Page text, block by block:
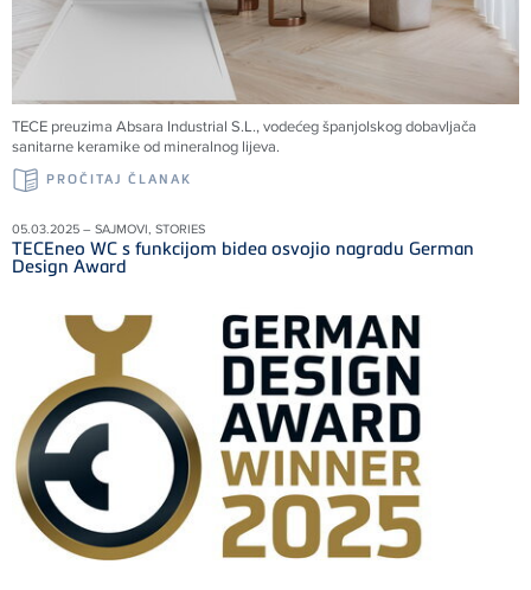
TECE preuzima Absara Industrial S.L., vodećeg španjolskog dobavljača
sanitarne keramike od mineralnog lijeva.
PROČITAJ ČLANAK
05.03.2025 – SAJMOVI, STORIES
TECEneo WC s funkcijom bidea osvojio nagradu German
Design Award